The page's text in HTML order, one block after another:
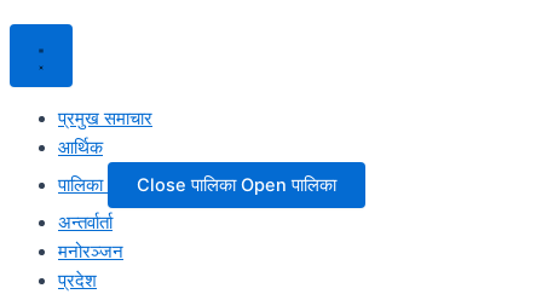
प्रमुख समाचार
आर्थिक
पालिका
Close पालिका Open पालिका
अन्तर्वार्ता
मनोरञ्जन
प्रदेश